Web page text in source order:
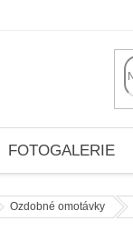
FOTOGALERIE
Ozdobné omotávky